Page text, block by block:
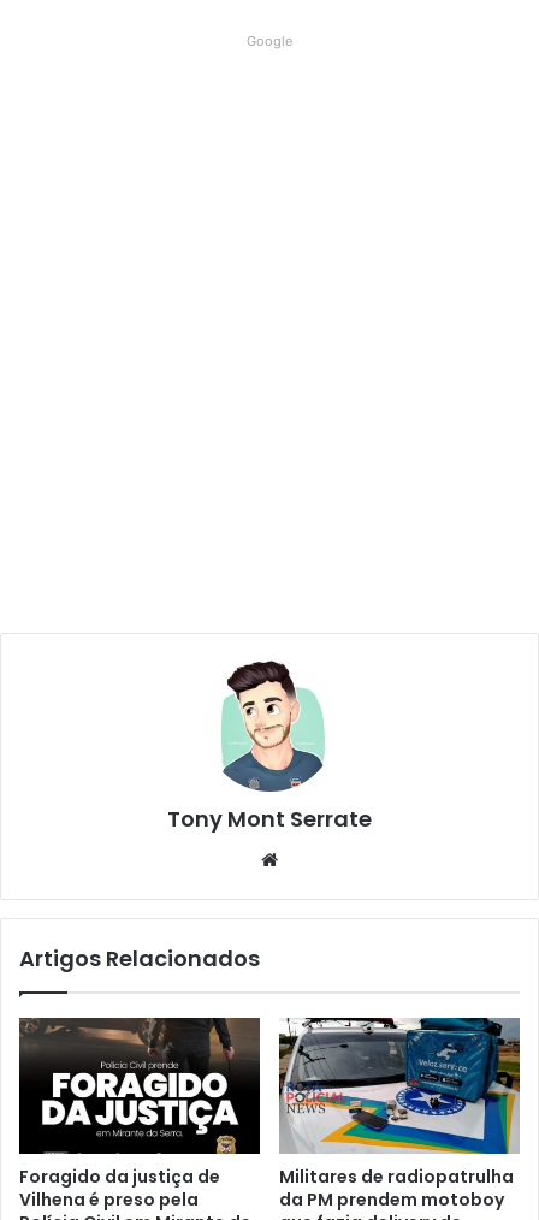
Google
Tony Mont Serrate
te
Artigos Relacionados
Foragido da justiça de
Vilhena é preso pela
Militares de radiopatrulha
da PM prendem motoboy